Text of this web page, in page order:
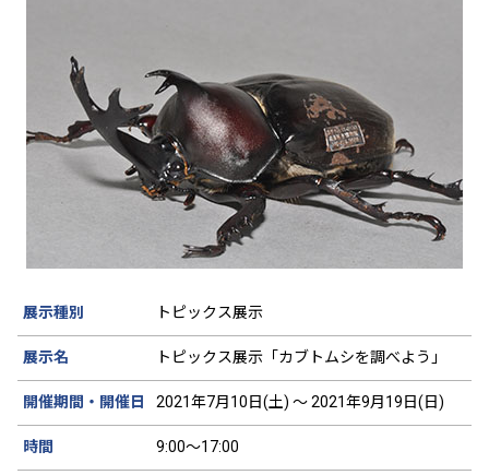
展示種別 トピックス展示
展示名 トピックス展示「カブトムシを調べよう」
開催期間・開催日 2021年7月10日(土) ～ 2021年9月19日(日)
時間 9:00～17:00